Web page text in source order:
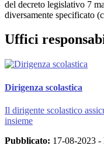
del decreto legislativo 7
diversamente specificato
Uffici
Dirigenza scolastica
Il dirigente scolastico
insieme
Pubblicato: 17-08-2023 -